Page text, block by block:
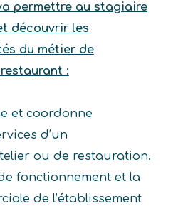
permettre au stagiaire
découvrir les
du métier de
:
et coordonne
d’un
ou de restauration.
fonctionnement et la
de l’établissement